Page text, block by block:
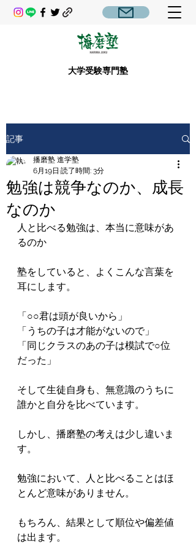
大学受験専門塾
記事
勉強は競争なのか、成長
なのか
播磨塾 進学塾
6月19日 読了時間: 3分
人と比べる勉強は、本当に意味があ
るのか
塾をしていると、よくこんな言葉を
耳にします。
「○○君は頭が良いから」
「うちの子は才能がないので」
「同じクラスのあの子は模試で○位
だった」
そして生徒自身も、無意識のうちに
誰かと自分を比べています。
しかし、播磨塾の考えは少し違いま
す。
勉強において、人と比べることはほ
とんど意味がありません。
もちろん、結果として順位や偏差値
は出ます。